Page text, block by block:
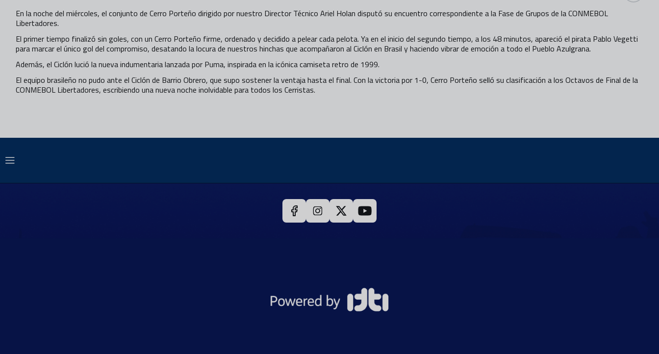
En la noche del miércoles, el conjunto de Cerro Porteño dirigido por nuestro Director Técnico Ariel Holan disputó su encuentro correspondiente a la Fase de Grupos de la CONMEBOL
Libertadores.
El primer tiempo finalizó sin goles, con un Cerro Porteño firme, ordenado y decidido a pelear cada pelota. Ya en el inicio del segundo tiempo, a los 48 minutos, apareció el pirata Pablo Vegetti
para marcar el único gol del compromiso, desatando la locura de nuestros hinchas que acompañaron al Ciclón en Brasil y haciendo vibrar de emoción a todo el Pueblo Azulgrana.
Además, el Ciclón lució la nueva indumentaria lanzada por Puma, inspirada en la icónica camiseta retro de 1999.
El equipo brasileño no pudo ante el Ciclón de Barrio Obrero, que supo sostener la ventaja hasta el final. Con la victoria por 1-0, Cerro Porteño selló su clasificación a los Octavos de Final de la
CONMEBOL Libertadores, escribiendo una nueva noche inolvidable para todos los Cerristas.